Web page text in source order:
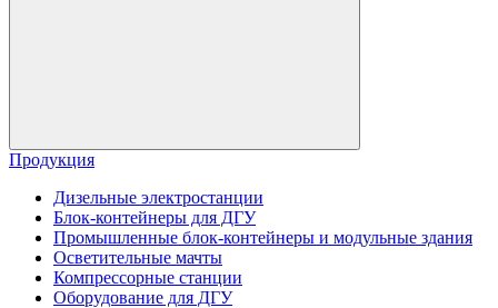
Продукция
Дизельные электростанции
Блок-контейнеры для ДГУ
Промышленные блок-контейнеры и модульные здания
Осветительные мачты
Компрессорные станции
Оборудование для ДГУ